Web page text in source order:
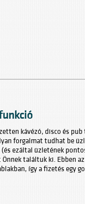
kávézó, disco és
forgalmat tudhat be
ezáltal üzletének
találtuk ki. Ebben
így a fizetés egy